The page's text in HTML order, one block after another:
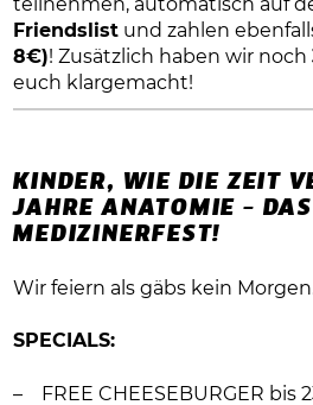
teilnehmen, automatisch auf
Friendslist und zahlen
8€)! Zusätzlich haben wir noch
euch klargemacht!
KINDER, WIE DIE ZEIT
JAHRE ANATOMIE – DAS
MEDIZINERFEST!
Wir feiern als gäbs kein
SPECIALS:
– FREE CHEESEBURGER bis